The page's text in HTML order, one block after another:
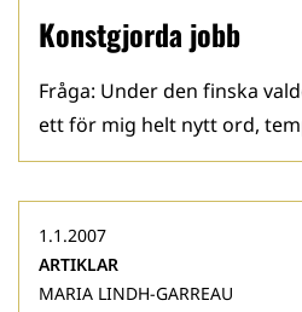
Konstgjorda jobb
Fråga: Under den finska
ett för mig helt nytt ord,
1.1.2007
ARTIKLAR
MARIA LINDH-GARREAU